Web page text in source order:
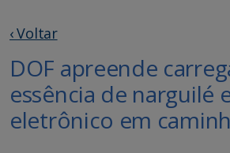
‹ Voltar
DOF apreende
essência de narguilé
eletrônico em